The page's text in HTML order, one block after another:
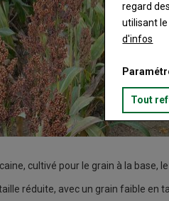
cultivé pour le grain à la base,
réduite, avec un grain faible en
regard
utilisant le
d'infos
Tout